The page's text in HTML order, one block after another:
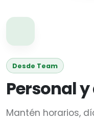
Desde Team
Personal
Mantén horarios,